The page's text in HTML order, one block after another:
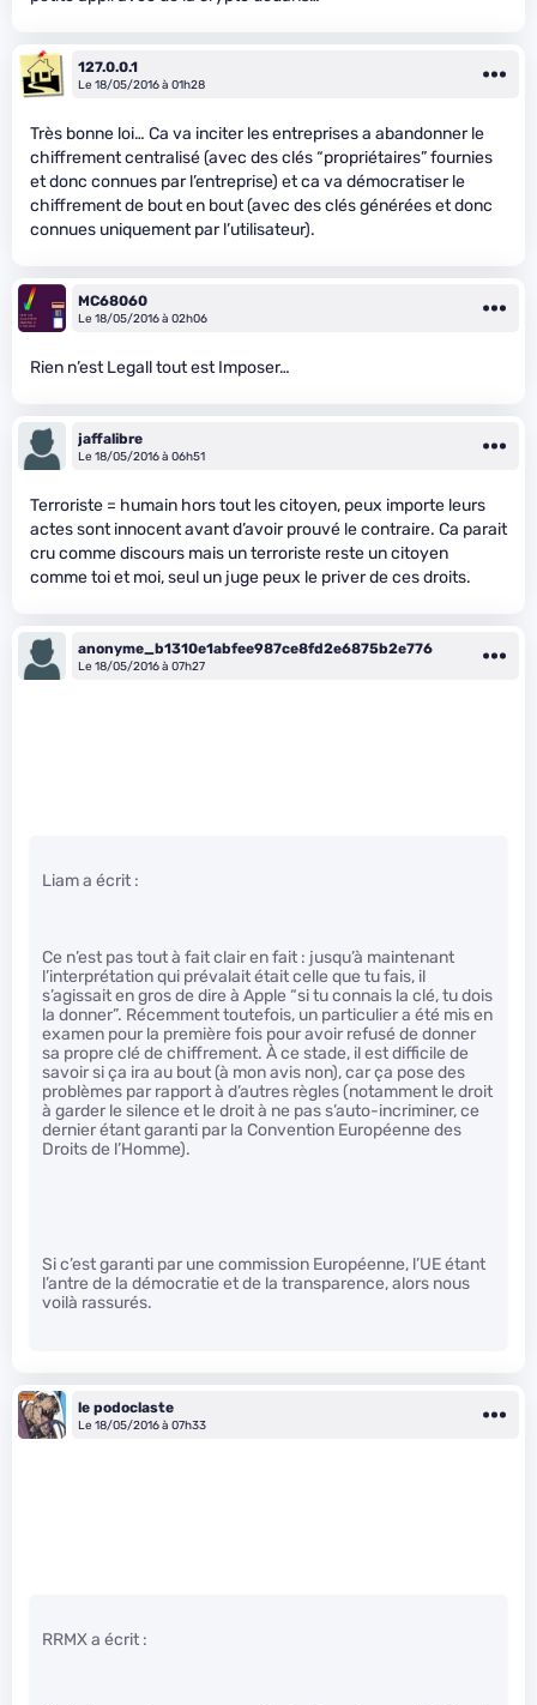
127.0.0.1
Le 18/05/2016 à 01h28
Très bonne loi… Ca va inciter les entreprises a abandonner le
chiffrement centralisé (avec des clés “propriétaires” fournies
et donc connues par l’entreprise) et ca va démocratiser le
chiffrement de bout en bout (avec des clés générées et donc
connues uniquement par l’utilisateur).
MC68060
Le 18/05/2016 à 02h06
Rien n’est Legall tout est Imposer…
jaffalibre
Le 18/05/2016 à 06h51
Terroriste = humain hors tout les citoyen, peux importe leurs
actes sont innocent avant d’avoir prouvé le contraire. Ca parait
cru comme discours mais un terroriste reste un citoyen
comme toi et moi, seul un juge peux le priver de ces droits.
anonyme_b1310e1abfee987ce8fd2e6875b2e776
Le 18/05/2016 à 07h27
Liam a écrit :
Ce n’est pas tout à fait clair en fait : jusqu’à maintenant
l’interprétation qui prévalait était celle que tu fais, il
s’agissait en gros de dire à Apple “si tu connais la clé, tu dois
la donner”. Récemment toutefois, un particulier a été mis en
examen pour la première fois pour avoir refusé de donner
sa propre clé de chiffrement. À ce stade, il est difficile de
savoir si ça ira au bout (à mon avis non), car ça pose des
problèmes par rapport à d’autres règles (notamment le droit
à garder le silence et le droit à ne pas s’auto-incriminer, ce
dernier étant garanti par la Convention Européenne des
Droits de l’Homme).
Si c’est garanti par une commission Européenne, l’UE étant
l’antre de la démocratie et de la transparence, alors nous
voilà rassurés.
le podoclaste
Le 18/05/2016 à 07h33
RRMX a écrit :